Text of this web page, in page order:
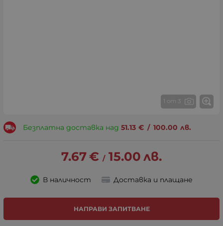
1 от 3
Безплатна доставка над 51.13 € / 100.00 лв.
7.67€ / 15.00 лв.
В наличност Доставка и плащане
НАПРАВИ ЗАПИТВАНЕ